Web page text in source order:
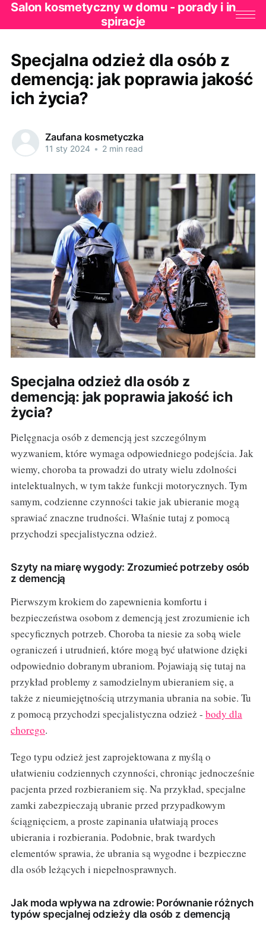
Salon kosmetyczny w domu - porady i in
spiracje
Specjalna odzież dla osób z
demencją: jak poprawia jakość
ich życia?
Zaufana kosmetyczka
11 sty 2024 • 2 min read
Specjalna odzież dla osób z
demencją: jak poprawia jakość ich
życia?
Pielęgnacja osób z demencją jest szczególnym
wyzwaniem, które wymaga odpowiedniego podejścia. Jak
wiemy, choroba ta prowadzi do utraty wielu zdolności
intelektualnych, w tym także funkcji motorycznych. Tym
samym, codzienne czynności takie jak ubieranie mogą
sprawiać znaczne trudności. Właśnie tutaj z pomocą
przychodzi specjalistyczna odzież.
Szyty na miarę wygody: Zrozumieć potrzeby osób
z demencją
Pierwszym krokiem do zapewnienia komfortu i
bezpieczeństwa osobom z demencją jest zrozumienie ich
specyficznych potrzeb. Choroba ta niesie za sobą wiele
ograniczeń i utrudnień, które mogą być ułatwione dzięki
odpowiednio dobranym ubraniom. Pojawiają się tutaj na
przykład problemy z samodzielnym ubieraniem się, a
także z nieumiejętnością utrzymania ubrania na sobie. Tu
z pomocą przychodzi specjalistyczna odzież - body dla
chorego.
Tego typu odzież jest zaprojektowana z myślą o
ułatwieniu codziennych czynności, chroniąc jednocześnie
pacjenta przed rozbieraniem się. Na przykład, specjalne
zamki zabezpieczają ubranie przed przypadkowym
ściągnięciem, a proste zapinania ułatwiają proces
ubierania i rozbierania. Podobnie, brak twardych
elementów sprawia, że ubrania są wygodne i bezpieczne
dla osób leżących i niepełnosprawnych.
Jak moda wpływa na zdrowie: Porównanie różnych
typów specjalnej odzieży dla osób z demencją